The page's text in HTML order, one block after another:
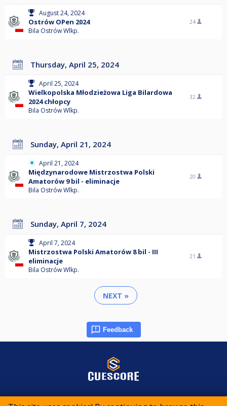
August 24, 2024
Ostrów OPen 2024
Bila Ostrów Wlkp.
24
Thursday, April 25, 2024
April 25, 2024
Wielkopolska Młodzieżowa Liga Bilardowa
2024 chłopcy
Bila Ostrów Wlkp.
32
Sunday, April 21, 2024
April 21, 2024
Międzynarodowe Mistrzostwa Polski
Amatorów 9 bil - eliminacje
Bila Ostrów Wlkp.
20
Sunday, April 7, 2024
April 7, 2024
Mistrzostwa Polski Amatorów 8 bil - III
eliminacje
Bila Ostrów Wlkp.
21
NEXT »
Feedback
© 2015-2026 CueScore International